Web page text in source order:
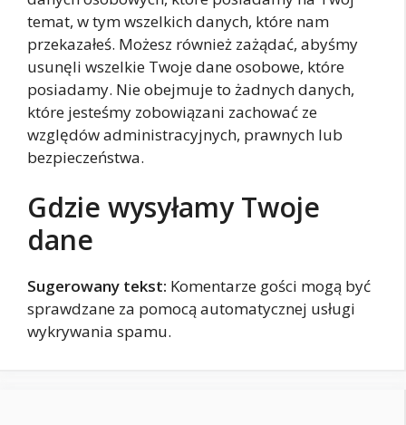
temat, w tym wszelkich danych, które nam
przekazałeś. Możesz również zażądać, abyśmy
usunęli wszelkie Twoje dane osobowe, które
posiadamy. Nie obejmuje to żadnych danych,
które jesteśmy zobowiązani zachować ze
względów administracyjnych, prawnych lub
bezpieczeństwa.
Gdzie wysyłamy Twoje
dane
Sugerowany tekst: Komentarze gości mogą być
sprawdzane za pomocą automatycznej usługi
wykrywania spamu.